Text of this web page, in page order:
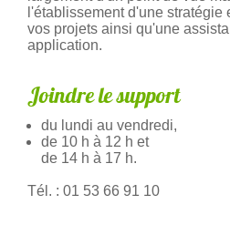
l'établissement d'une stratégie
vos projets ainsi qu'une
application.
Joindre le support
du lundi au vendredi,
de 10 h à 12 h et
de 14 h à 17 h.
Tél. : 01 53 66 91 10